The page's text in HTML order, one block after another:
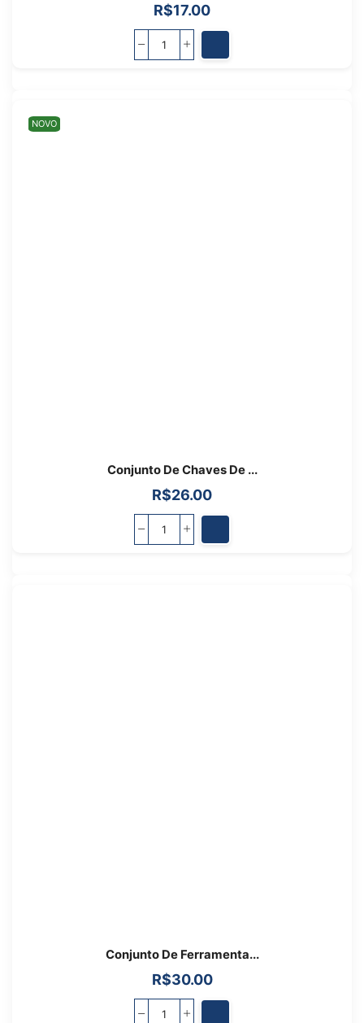
R$17.00
NOVO
Conjunto De Chaves De ...
R$26.00
Conjunto De Ferramenta...
R$30.00